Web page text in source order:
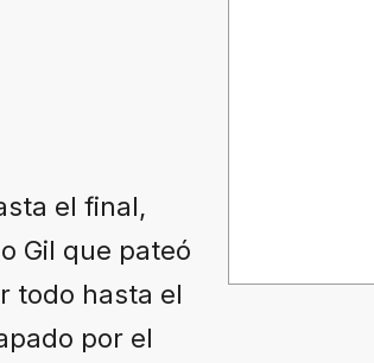
el final,
Gil que pateó
todo hasta el
por el